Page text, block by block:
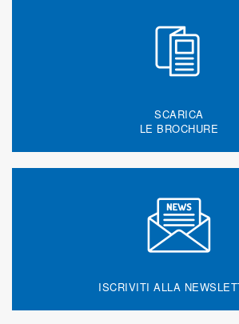
SCARICA
LE BROCHURE
ISCRIVITI ALLA